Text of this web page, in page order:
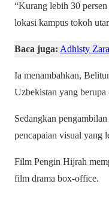
“Kurang lebih 30
lokasi kampus tokoh
Baca juga: Adhisty
Ia menambahkan,
Uzbekistan yang
Sedangkan
pencapaian visual yang
Film Pengin Hijrah
film drama box-office.